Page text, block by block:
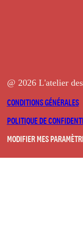
@ 2026 L'atelier
CONDITIONS GÉNÉRALES
POLITIQUE DE
MODIFIER MES